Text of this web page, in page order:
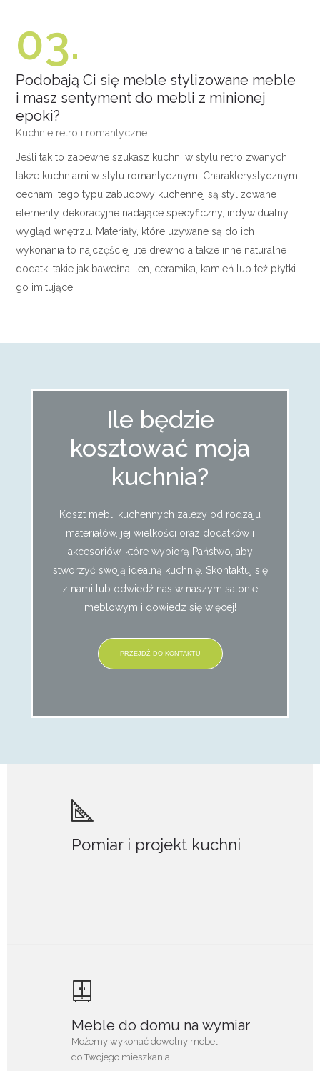
03.
Podobają Ci się meble stylizowane meble
i masz sentyment do mebli z minionej
epoki?
Kuchnie retro i romantyczne
Jeśli tak to zapewne szukasz kuchni w stylu retro zwanych
także kuchniami w stylu romantycznym. Charakterystycznymi
cechami tego typu zabudowy kuchennej są stylizowane
elementy dekoracyjne nadające specyficzny, indywidualny
wygląd wnętrzu. Materiały, które używane są do ich
wykonania to najczęściej lite drewno a także inne naturalne
dodatki takie jak bawełna, len, ceramika, kamień lub też płytki
go imitujące.
Ile będzie
kosztować moja
kuchnia?
Koszt mebli kuchennych zależy od rodzaju
materiałów, jej wielkości oraz dodatków i
akcesoriów, które wybiorą Państwo, aby
stworzyć swoją idealną kuchnię. Skontaktuj się
z nami lub odwiedź nas w naszym salonie
meblowym i dowiedz się więcej!
PRZEJDŹ DO KONTAKTU
Pomiar i projekt kuchni
Meble do domu na wymiar
Możemy wykonać dowolny mebel
do Twojego mieszkania